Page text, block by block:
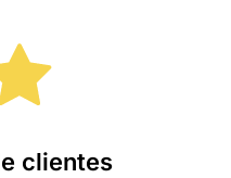
clientes